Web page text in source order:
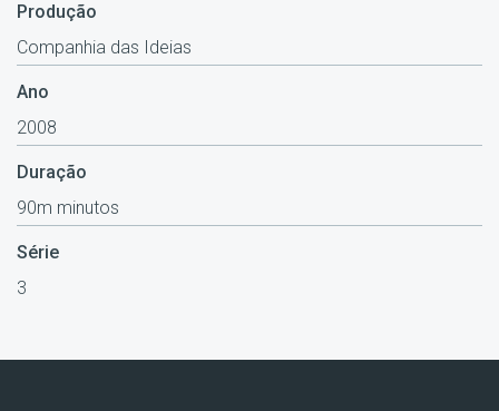
Produção
Companhia das Ideias
Ano
2008
Duração
90m minutos
Série
3